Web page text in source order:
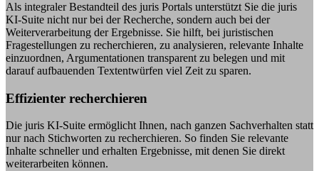
Als integraler Bestandteil des juris Portals unterstützt Sie die juris
KI-Suite nicht nur bei der Recherche, sondern auch bei der
Weiterverarbeitung der Ergebnisse. Sie hilft, bei juristischen
Fragestellungen zu recherchieren, zu analysieren, relevante Inhalte
einzuordnen, Argumentationen transparent zu belegen und mit
darauf aufbauenden Textentwürfen viel Zeit zu sparen.
Effizienter recherchieren
Die juris KI-Suite ermöglicht Ihnen, nach ganzen Sachverhalten statt
nur nach Stichworten zu recherchieren. So finden Sie relevante
Inhalte schneller und erhalten Ergebnisse, mit denen Sie direkt
weiterarbeiten können.